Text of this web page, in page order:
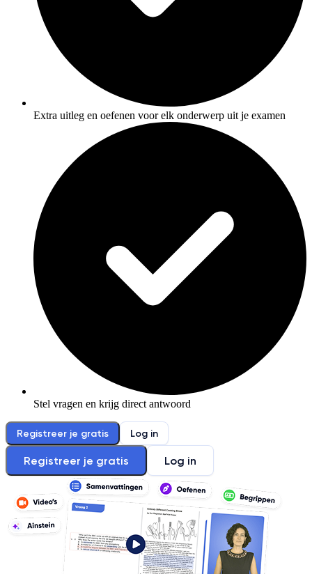
Extra uitleg en oefenen voor elk onderwerp uit je examen
Stel vragen en krijg direct antwoord
Registreer je gratis Log in
Registreer je gratis Log in